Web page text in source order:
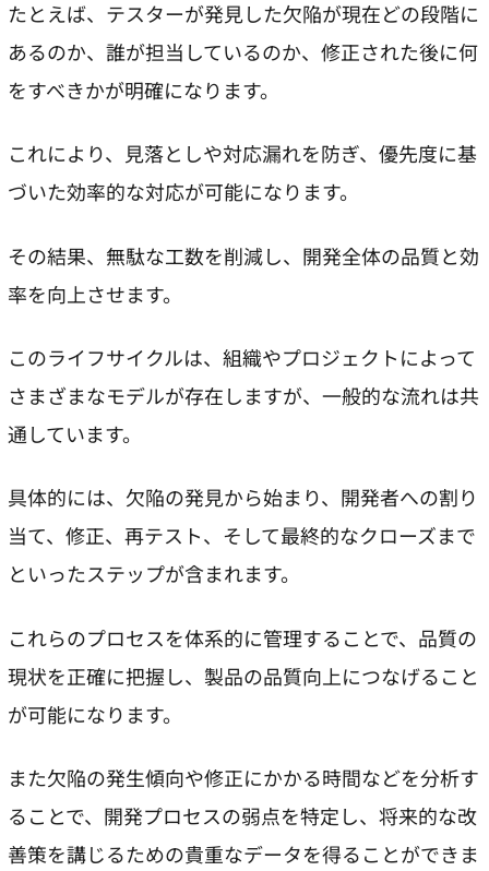
たとえば、テスターが発見した欠陥が現在どの段階に
あるのか、誰が担当しているのか、修正された後に何
をすべきかが明確になります。
これにより、見落としや対応漏れを防ぎ、優先度に基
づいた効率的な対応が可能になります。
その結果、無駄な工数を削減し、開発全体の品質と効
率を向上させます。
このライフサイクルは、組織やプロジェクトによって
さまざまなモデルが存在しますが、一般的な流れは共
通しています。
具体的には、欠陥の発見から始まり、開発者への割り
当て、修正、再テスト、そして最終的なクローズまで
といったステップが含まれます。
これらのプロセスを体系的に管理することで、品質の
現状を正確に把握し、製品の品質向上につなげること
が可能になります。
また欠陥の発生傾向や修正にかかる時間などを分析す
ることで、開発プロセスの弱点を特定し、将来的な改
善策を講じるための貴重なデータを得ることができま